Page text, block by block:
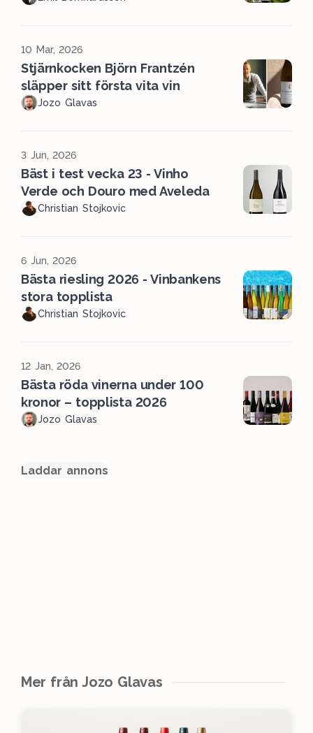
10 Mar, 2026
Stjärnkocken Björn Frantzén
släpper sitt första vita vin
Jozo Glavas
3 Jun, 2026
Bäst i test vecka 23 - Vinho
Verde och Douro med Aveleda
Christian Stojkovic
6 Jun, 2026
Bästa riesling 2026 - Vinbankens
stora topplista
Christian Stojkovic
12 Jan, 2026
Bästa röda vinerna under 100
kronor – topplista 2026
Jozo Glavas
Laddar annons
Mer från Jozo Glavas